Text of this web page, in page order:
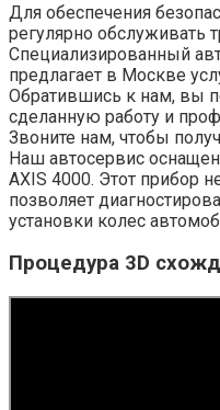
Для обеспечения
регулярно обслуживать
Специализированный
предлагает в Москве
Обратившись к нам, вы
сделанную работу и
Звоните нам, чтобы
Наш автосервис
AXIS 4000. Этот прибор
позволяет
установки колес
Процедура 3D